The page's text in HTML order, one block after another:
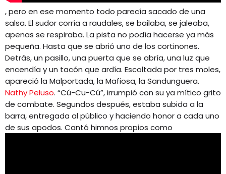
, pero en ese momento todo parecía sacado de una
salsa. El sudor corría a raudales, se bailaba, se jaleaba,
apenas se respiraba. La pista no podía hacerse ya más
pequeña. Hasta que se abrió uno de los cortinones.
Detrás, un pasillo, una puerta que se abría, una luz que
encendía y un tacón que ardía. Escoltada por tres moles,
apareció la Malportada, la Mafiosa, la Sandunguera.
Nathy Peluso. “Cú-Cu-Cú”, irrumpió con su ya mítico grito
de combate. Segundos después, estaba subida a la
barra, entregada al público y haciendo honor a cada uno
de sus apodos. Cantó himnos propios como